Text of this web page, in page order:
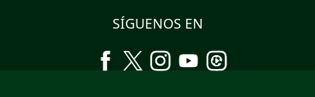
SÍGUENOS EN